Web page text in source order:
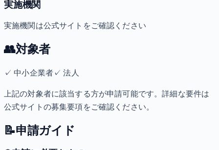
実施機関
実施機関は公式サイトをご確認ください
👥対象者
✓ 中小企業者✓法人
上記の対象者に該当する方が申請可能です。詳細な要件は
公式サイトの募集要項をご確認ください。
📝申請ガイド